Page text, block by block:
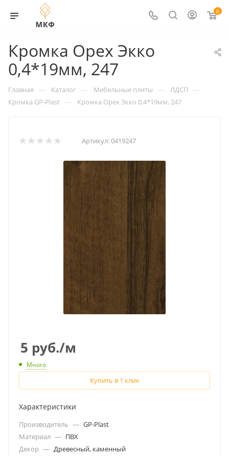
0
Кромка Орех Экко
0,4*19мм, 247
Главная — Каталог — Мебельные плиты — ЛДСП —
Кромка GP-Plast — Кромка Орех Экко 0,4*19мм, 247
Артикул:0419247
5 руб./м
Много
Купить в 1 клик
Характеристики
Производитель — GP-Plast
Материал — ПВХ
Декор — Древесный, каменный